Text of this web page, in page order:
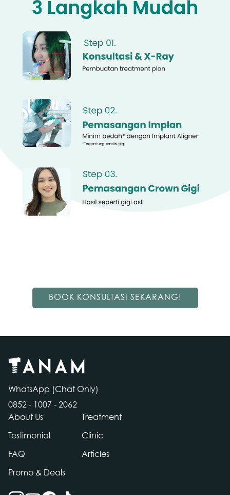
Us
BOOK KONSULTASI SEKARANG!
WhatsApp (Chat Only)
0852 - 1007 - 2062
About Us
Treatment
Testimonial Clinic
FAQ Articles
Promo & Deals